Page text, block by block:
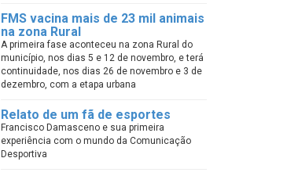
FMS vacina mais de 23 mil animais
na zona Rural
A primeira fase aconteceu na zona Rural do
município, nos dias 5 e 12 de novembro, e terá
continuidade, nos dias 26 de novembro e 3 de
dezembro, com a etapa urbana
Relato de um fã de esportes
Francisco Damasceno e sua primeira
experiência com o mundo da Comunicação
Desportiva